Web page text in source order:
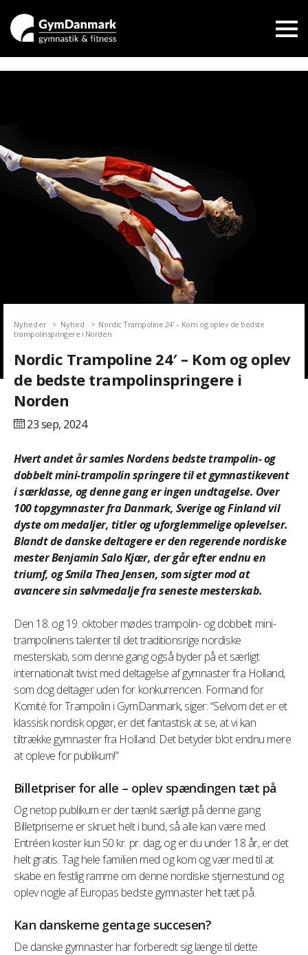
Nyheder Nyhed
Nordic Trampoline 24′ – Kom og oplev de bedste
trampolinspringere i Norden
Nordic Trampoline 24′ – Kom og oplev
de bedste trampolinspringere i
Norden
23 sep, 2024
Hvert andet år samles Nordens bedste trampolin- og
dobbelt mini-trampolin springere til et gymnastikevent
i særklasse, og denne gang er ingen undtagelse. Over
100 topgymnaster fra Danmark, Sverige og Finland vil
dyste om medaljer, titler og uforglemmelige oplevelser.
Blandt de danske deltagere er den regerende nordiske
mester Benjamin Salo Kjær, der går efter endnu en
triumf, og Smila Thea Jensen, som sigter mod at
avancere sin sølvmedalje fra seneste mesterskab.
Den 18. og 19. oktober mødes trampolin- og dobbelt mini-
trampolinens talenter til det traditionsrige nordiske
mesterskab, som denne gang også byder på et særligt
internationalt twist med deltagelse af gymnaster fra Holland,
som dog deltager uden for konkurrencen. Formand for
Komité for Trampolin i GymDanmark, siger: “Selvom det er et
klassisk nordisk opgør, er det fantastisk at se, at vi kan
tiltrække gymnaster fra Holland. Det betyder blot endnu mere
at opleve for publikum!”
Billetpriser for alle – oplev spændingen tæt på
Og netop publikum er der tænkt særligt på denne gang.
Billetpriserne er skruet helt i bund, så alle kan være med.
Entréen koster kun 50 kr. pr. dag, og er du under 18 år, er det
helt gratis. Tag hele familien med og kom og vær med til at
skabe en festlig ramme om denne nordiske stjernestund og
oplev nogle af Europas bedste gymnaster helt tæt på.
Kan danskerne gentage succesen?
De danske gymnaster har forberedt sig længe til dette